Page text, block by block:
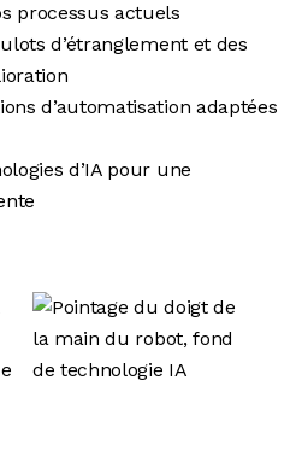
processus actuels
d’étranglement et des
d’automatisation adaptées
d’IA pour une